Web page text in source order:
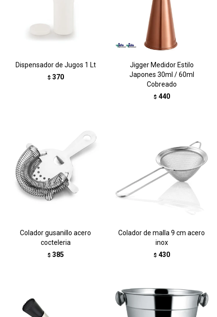
Dispensador de Jugos 1 Lt
$ 370
Jigger Medidor Estilo
Japones 30ml / 60ml
Cobreado
$ 440
Colador gusanillo acero
cocteleria
$ 385
Colador de malla 9 cm acero
inox
$ 430